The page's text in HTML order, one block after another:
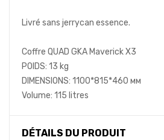
Livré sans jerrycan essence.
Coffre QUAD GKA Maverick X3
POIDS: 13 kg
DIMENSIONS: 1100*815*460 мм
Volume: 115 litres
DÉTAILS DU PRODUIT